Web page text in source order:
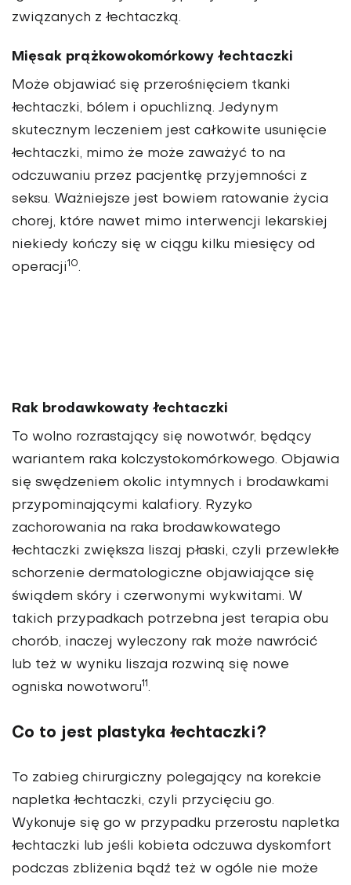
związanych z łechtaczką.
Mięsak prążkowokomórkowy łechtaczki
Może objawiać się przerośnięciem tkanki
łechtaczki, bólem i opuchlizną. Jedynym
skutecznym leczeniem jest całkowite usunięcie
łechtaczki, mimo że może zaważyć to na
odczuwaniu przez pacjentkę przyjemności z
seksu. Ważniejsze jest bowiem ratowanie życia
chorej, które nawet mimo interwencji lekarskiej
niekiedy kończy się w ciągu kilku miesięcy od
operacji10.
Rak brodawkowaty łechtaczki
To wolno rozrastający się nowotwór, będący
wariantem raka kolczystokomórkowego. Objawia
się swędzeniem okolic intymnych i brodawkami
przypominającymi kalafiory. Ryzyko
zachorowania na raka brodawkowatego
łechtaczki zwiększa liszaj płaski, czyli przewlekłe
schorzenie dermatologiczne objawiające się
świądem skóry i czerwonymi wykwitami. W
takich przypadkach potrzebna jest terapia obu
chorób, inaczej wyleczony rak może nawrócić
lub też w wyniku liszaja rozwiną się nowe
ogniska nowotworu11.
Co to jest plastyka łechtaczki?
To zabieg chirurgiczny polegający na korekcie
napletka łechtaczki, czyli przycięciu go.
Wykonuje się go w przypadku przerostu napletka
łechtaczki lub jeśli kobieta odczuwa dyskomfort
podczas zbliżenia bądź też w ogóle nie może